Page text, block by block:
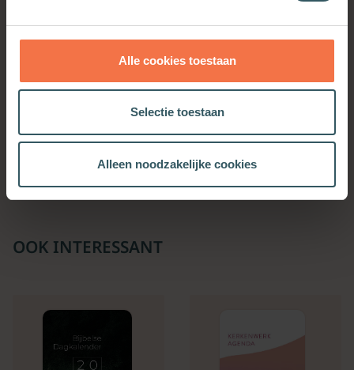
Alle cookies toestaan
Selectie toestaan
Alleen noodzakelijke cookies
Cultuur en betekenis
OOK INTERESSANT